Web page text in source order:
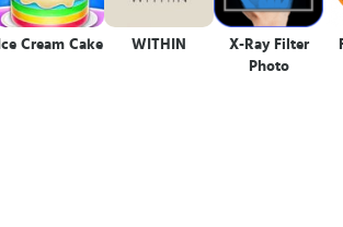
Ice Cream Cake WITHIN
X-Ray Filter
Photo